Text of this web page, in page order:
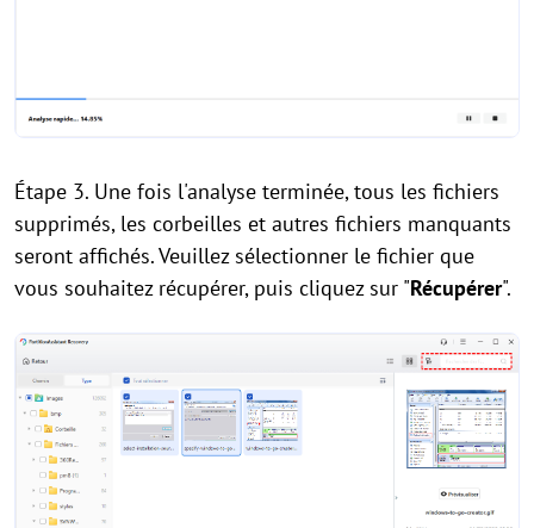
Étape 3. Une fois l'analyse terminée, tous les fichiers
supprimés, les corbeilles et autres fichiers manquants
seront affichés. Veuillez sélectionner le fichier que
vous souhaitez récupérer, puis cliquez sur "Récupérer".